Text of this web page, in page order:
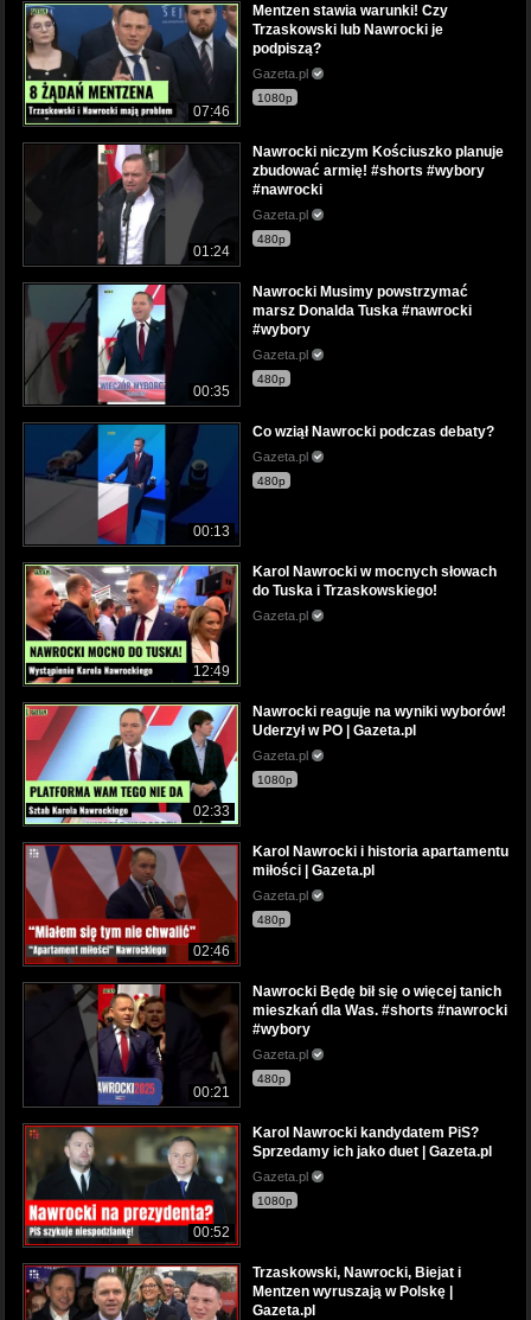
07:46
Mentzen stawia warunki! Czy
Trzaskowski lub Nawrocki je
podpiszą?
Gazeta.pl
1080p
01:24
Nawrocki niczym Kościuszko planuje
zbudować armię! #shorts #wybory
#nawrocki
Gazeta.pl
480p
00:35
Nawrocki Musimy powstrzymać
marsz Donalda Tuska #nawrocki
#wybory
Gazeta.pl
480p
00:13
Co wziął Nawrocki podczas debaty?
Gazeta.pl
480p
12:49
Karol Nawrocki w mocnych słowach
do Tuska i Trzaskowskiego!
Gazeta.pl
02:33
Nawrocki reaguje na wyniki wyborów!
Uderzył w PO | Gazeta.pl
Gazeta.pl
1080p
02:46
Karol Nawrocki i historia apartamentu
miłości | Gazeta.pl
Gazeta.pl
480p
00:21
Nawrocki Będę bił się o więcej tanich
mieszkań dla Was. #shorts #nawrocki
#wybory
Gazeta.pl
480p
00:52
Karol Nawrocki kandydatem PiS?
Sprzedamy ich jako duet | Gazeta.pl
Gazeta.pl
1080p
Trzaskowski, Nawrocki, Biejat i
Mentzen wyruszają w Polskę |
Gazeta.pl